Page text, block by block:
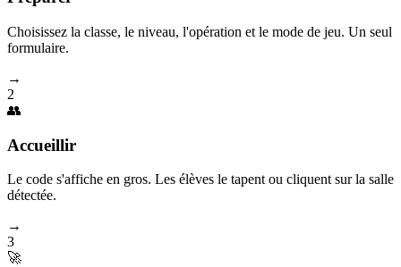
Choisissez la classe, le niveau, l'opération et le mode de jeu. Un seul
formulaire.
→
2
👥
Accueillir
Le code s'affiche en gros. Les élèves le tapent ou cliquent sur la salle
détectée.
→
3
🚀